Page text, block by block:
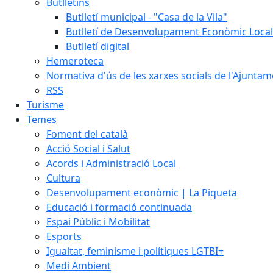
Butlletí municipal - "Casa de la Vila"
Butlletí de Desenvolupament Econòmic Local
Butlletí digital
Hemeroteca
Normativa d'ús de les xarxes socials de
RSS
Turisme
Temes
Foment del català
Acció Social i Salut
Acords i Administració Local
Cultura
Desenvolupament econòmic | La Piqueta
Educació i formació continuada
Espai Públic i Mobilitat
Esports
Igualtat, feminisme i polítiques LGTBI+
Medi Ambient